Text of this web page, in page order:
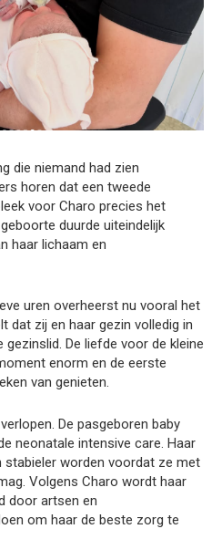
die niemand had zien
horen dat een tweede
voor Charo precies het
duurde uiteindelijk
haar lichaam en
uren overheerst nu vooral het
dat zij en haar gezin volledig in
De liefde voor de kleine
enorm en de eerste
van genieten.
De pasgeboren baby
neonatale intensive care. Haar
stabieler worden voordat ze met
Volgens Charo wordt haar
door artsen en
om haar de beste zorg te